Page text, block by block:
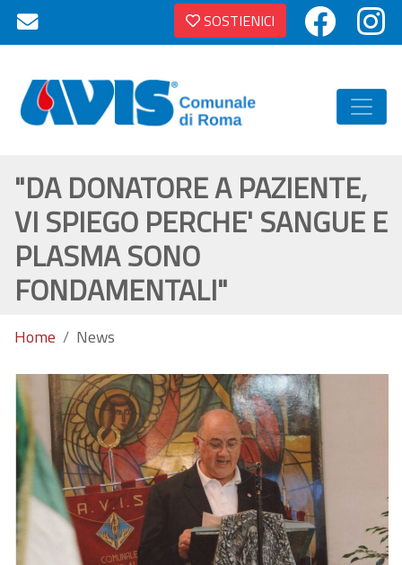
SOSTIENICI
"DA DONATORE A PAZIENTE,
VI SPIEGO PERCHE' SANGUE E
PLASMA SONO
FONDAMENTALI"
Home News